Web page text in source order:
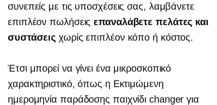
συνεπείς με τις υποσχέσεις σας, λαμβάνετε
επιπλέον πωλήσειςεπαναλάβετε πελάτες και
συστάσεις χωρίς επιπλέον κόπο ή κόστος.
Έτσι μπορεί να γίνει ένα μικροσκοπικό
χαρακτηριστικό, όπως η Εκτιμώμενη
ημερομηνία παράδοσης παιχνίδι changer για